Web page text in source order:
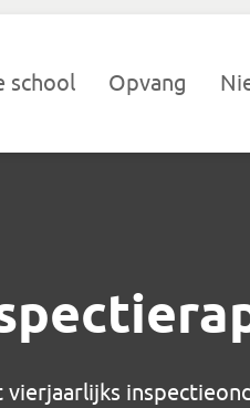
school Opvang